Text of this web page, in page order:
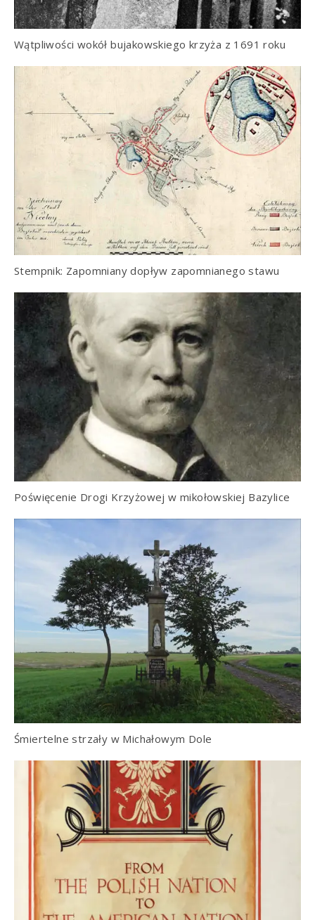
Wątpliwości wokół bujakowskiego krzyża z 1691 roku
Stempnik: Zapomniany dopływ zapomnianego stawu
Poświęcenie Drogi Krzyżowej w mikołowskiej Bazylice
Śmiertelne strzały w Michałowym Dole